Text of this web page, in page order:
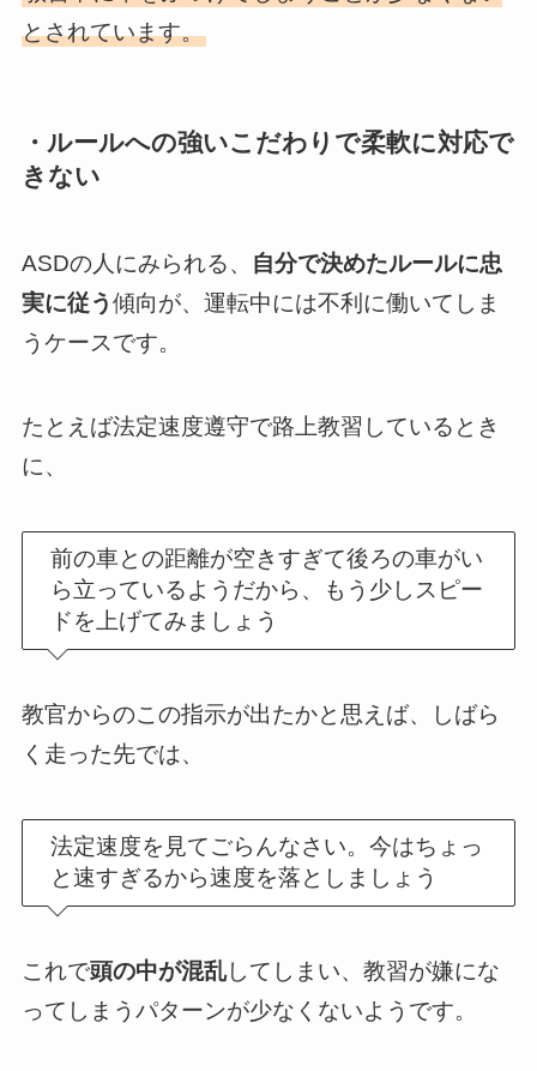
とされています。
・ルールへの強いこだわりで柔軟に対応で
きない
ASDの人にみられる、 自分で決めたルールに忠
実に従う傾向が、運転中には不利に働いてしま
うケースです。
たとえば法定速度遵守で路上教習しているとき
に、
前の車との距離が空きすぎて後ろの車がい
ら立っているようだから、もう少しスピー
ドを上げてみましょう
教官からのこの指示が出たかと思えば、しばら
く走った先では、
法定速度を見てごらんなさい。今はちょっ
と速すぎるから速度を落としましょう
これで頭の中が混乱してしまい、教習が嫌にな
ってしまうパターンが少なくないようです。